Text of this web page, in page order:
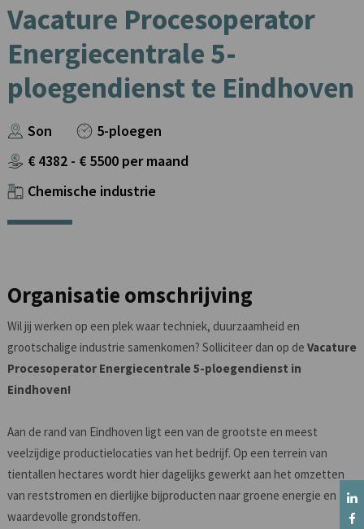
Vacature Procesoperator
Energiecentrale 5-
ploegendienst te Eindhoven
Son
5-ploegen
€ 4382 - € 5500 per maand
Chemische industrie
Organisatie omschrijving
Wil jij werken op een plek waar techniek, duurzaamheid en
grootschalige industrie samenkomen? Solliciteer dan op de Vacature
Procesoperator Energiecentrale 5-ploegendienst in
Eindhoven!
Aan de rand van Eindhoven ligt een van de grootste en meest
veelzijdige productielocaties van het bedrijf. Op een terrein van
tientallen hectares wordt hier dagelijks gewerkt aan het omzetten
van reststromen en dierlijke bijproducten naar groene energie en
waardevolle grondstoffen.